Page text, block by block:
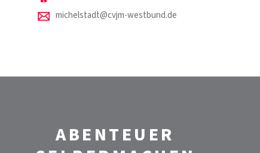
michelstadt@cvjm-westbund.de
ABENTEUER